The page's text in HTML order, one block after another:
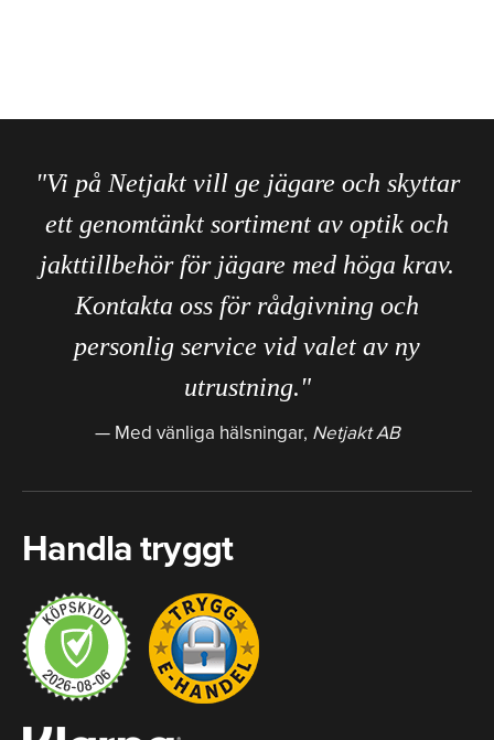
"Vi på Netjakt vill ge jägare och skyttar
ett genomtänkt sortiment av optik och
jakttillbehör för jägare med höga krav.
Kontakta oss för rådgivning och
personlig service vid valet av ny
utrustning."
Med vänliga hälsningar, Netjakt AB
Handla tryggt